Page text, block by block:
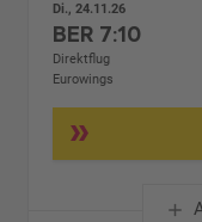
Di., 24.11.26
BER 7:10
Direktflug
Eurowings